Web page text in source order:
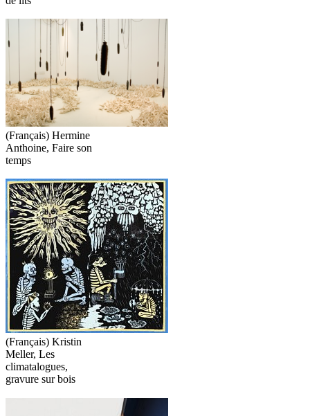
(Français) Hermine
Anthoine, Faire son
temps
(Français) Kristin
Meller, Les
climatalogues,
gravure sur bois